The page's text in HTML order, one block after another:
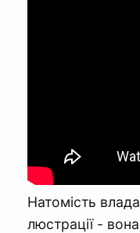
Натомість
люстрації -